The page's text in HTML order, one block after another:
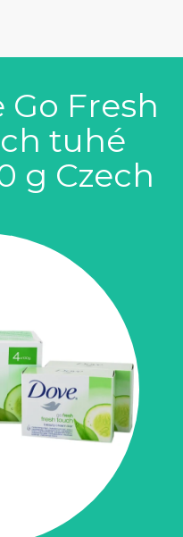
Go Fresh
tuhé
g Czech